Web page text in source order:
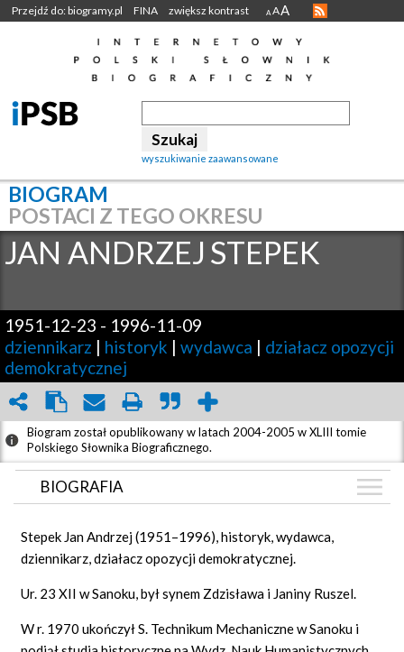
Przejdź do: biogramy.pl FINA zwiększ kontrast A AA
wyszukiwanie zaawansowane
BIOGRAM
POSTACI Z TEGO OKRESU
JAN ANDRZEJ STEPEK
1951-12-23 - 1996-11-09
dziennikarz | historyk | wydawca | działacz opozycji
demokratycznej
Biogram został opublikowany w latach 2004-2005 w XLIII tomie
Polskiego Słownika Biograficznego.
BIOGRAFIA
GRAF POWIĄZAŃ
DYSKUSJA
Stepek Jan Andrzej (1951–1996), historyk, wydawca,
dziennikarz, działacz opozycji demokratycznej.
Ur. 23 XII w Sanoku, był synem Zdzisława i Janiny Ruszel.
W r. 1970 ukończył S. Technikum Mechaniczne w Sanoku i